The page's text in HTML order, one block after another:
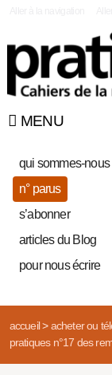
MENU
qui sommes-nous
n° parus
s’abonner
articles du Blog
pour nous écrire
accueil> acheter ou
pratiques n°17 des